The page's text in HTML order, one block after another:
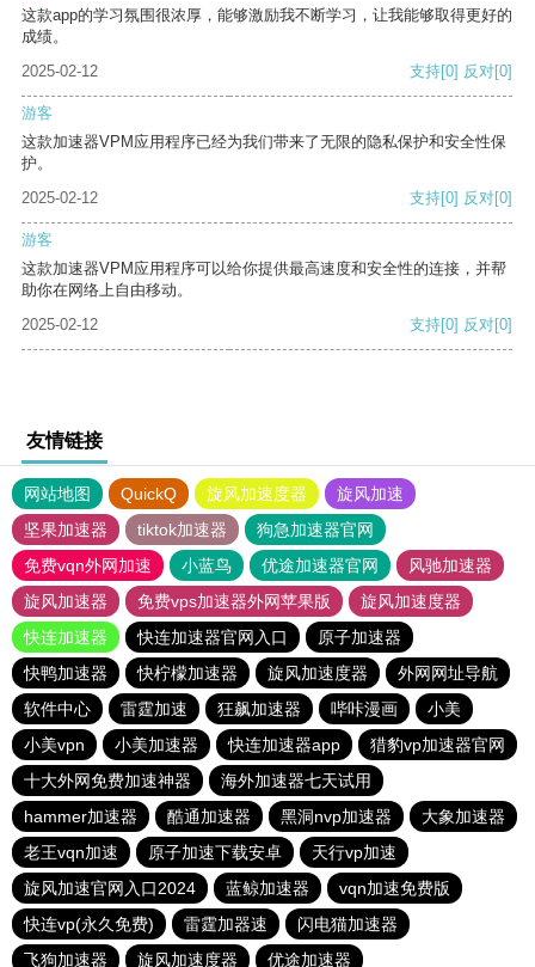
这款app的学习氛围很浓厚，能够激励我不断学习，让我能够取得更好的
成绩。
2025-02-12
支持[0] 反对[0]
游客
这款加速器VPM应用程序已经为我们带来了无限的隐私保护和安全性保
护。
2025-02-12
支持[0] 反对[0]
游客
这款加速器VPM应用程序可以给你提供最高速度和安全性的连接，并帮
助你在网络上自由移动。
2025-02-12
支持[0] 反对[0]
友情链接
网站地图 QuickQ 旋风加速度器
旋风加速
坚果加速器
tiktok加速器
狗急加速器官网
免费vqn外网加速
小蓝鸟 优途加速器官网
风驰加速器
旋风加速器
免费vps加速器外网苹果版
旋风加速度器
快连加速器
快连加速器官网入口
原子加速器
快鸭加速器
快柠檬加速器 旋风加速度器
外网网址导航
软件中心
雷霆加速 狂飙加速器 哔咔漫画
小美
小美vpn
小美加速器 快连加速器app
猎豹vp加速器官网
十大外网免费加速神器
海外加速器七天试用
hammer加速器
酷通加速器 黑洞nvp加速器
大象加速器
老王vqn加速
原子加速下载安卓
天行vp加速
旋风加速官网入口2024
蓝鲸加速器
vqn加速免费版
快连vp(永久免费)
雷霆加器速
闪电猫加速器
飞狗加速器
旋风加速度器 优途加速器